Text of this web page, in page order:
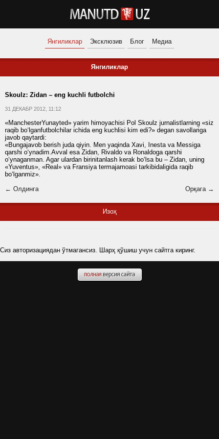
Янгиликлар Эксклюзив Блог Медиа
Янгиликлар
Skoulz: Zidan – eng kuchli futbolchi
31 ДЕКАБР 2012, 11:12
«ManchesterYunayted» yarim himoyachisi Pol Skoulz jurnalistlarning «siz
raqib bo‘lganfutbolchilar ichida eng kuchlisi kim edi?» degan savollariga
javob qaytardi:
«Bungajavob berish juda qiyin. Men yaqinda Xavi, Inesta va Messiga
qarshi o‘ynadim.Avval esa Zidan, Rivaldo va Ronaldoga qarshi
o‘ynaganman. Agar ulardan birinitanlash kerak bo‘lsa bu – Zidan, uning
«Yuventus», «Real» va Fransiya termajamoasi tarkibidaligida raqib
bo‘lganmiz».
← Олдинга
Орқага →
Изоҳ
Сиз авторизациядан ўтмагансиз. Шарҳ қўшиш учун сайтга киринг.